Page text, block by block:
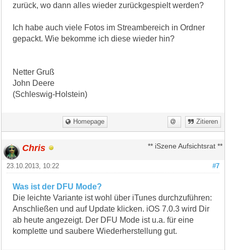
zurück, wo dann alles wieder zurückgespielt werden?
Ich habe auch viele Fotos im Streambereich in Ordner
gepackt. Wie bekomme ich diese wieder hin?
Netter Gruß
John Deere
(Schleswig-Holstein)
Homepage Zitieren
Chris ** iSzene Aufsichtsrat **
#7
23.10.2013, 10:22
Was ist der DFU Mode?
Die leichte Variante ist wohl über iTunes durchzuführen:
Anschließen und auf Update klicken. iOS 7.0.3 wird Dir
ab heute angezeigt. Der DFU Mode ist u.a. für eine
komplette und saubere Wiederherstellung gut.